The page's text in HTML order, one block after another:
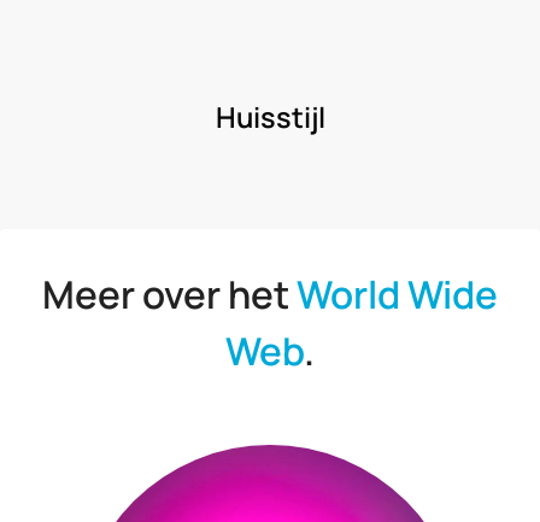
Huisstijl
Meer over hetWorld Wide
Web.